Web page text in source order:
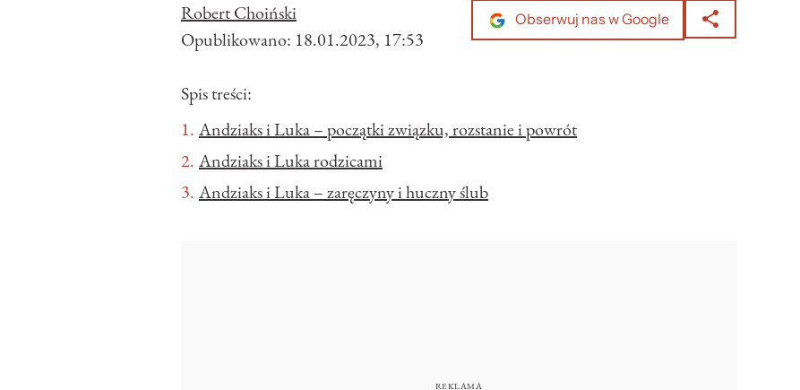
Robert Choiński
Opublikowano: 18.01.2023, 17:53
Obserwuj nas w Google
Spis treści:
Andziaks i Luka – początki związku, rozstanie i powrót
Andziaks i Luka rodzicami
Andziaks i Luka – zaręczyny i huczny ślub